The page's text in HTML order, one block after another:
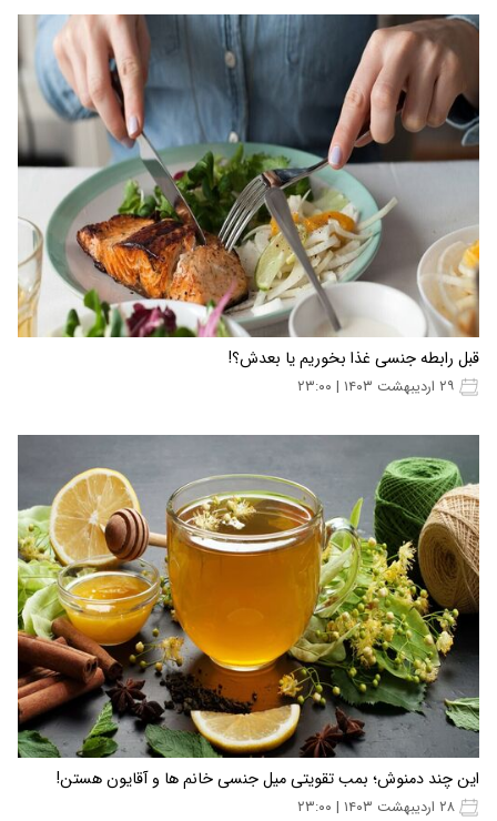
قبل رابطه جنسی غذا بخوریم یا بعدش؟!
این چند دمنوش؛ بمب تقویتی میل جنسی خانم ها و آقایون هستن!